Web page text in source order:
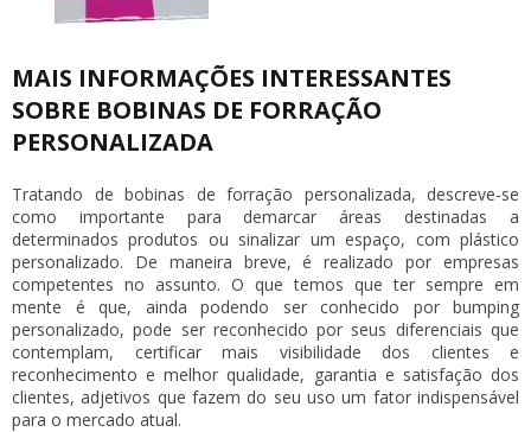
MAIS INFORMAÇÕES INTERESSANTES
SOBRE BOBINAS DE FORRAÇÃO
PERSONALIZADA
Tratando de bobinas de forração personalizada, descreve-se
como importante para demarcar áreas destinadas a
determinados produtos ou sinalizar um espaço, com plástico
personalizado. De maneira breve, é realizado por empresas
competentes no assunto. O que temos que ter sempre em
mente é que, ainda podendo ser conhecido por bumping
personalizado, pode ser reconhecido por seus diferenciais que
contemplam, certificar mais visibilidade dos clientes e
reconhecimento e melhor qualidade, garantia e satisfação dos
clientes, adjetivos que fazem do seu uso um fator indispensável
para o mercado atual.